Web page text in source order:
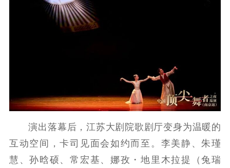
演出落幕后，江苏大剧院歌剧厅变身为温暖的
互动空间，卡司见面会如约而至。李美静、朱瑾
慧、孙晗硕、常宏基、娜孜・地里木拉提（兔瑞